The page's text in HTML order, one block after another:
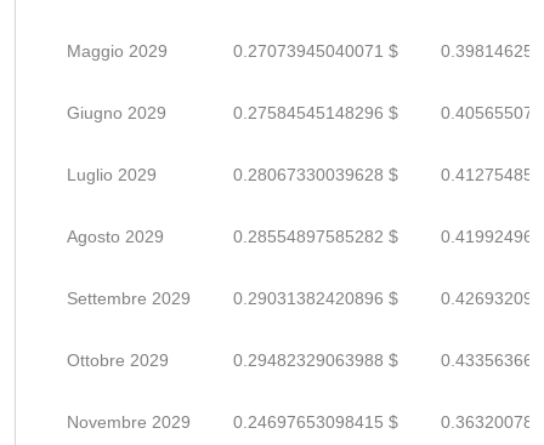
Maggio 2029 0.27073945040071 $
Giugno 2029 0.27584545148296 $
Luglio 2029 0.28067330039628 $
Agosto 2029 0.28554897585282 $
Settembre 2029 0.29031382420896 $
Ottobre 2029 0.29482329063988 $
Novembre 2029 0.24697653098415 $